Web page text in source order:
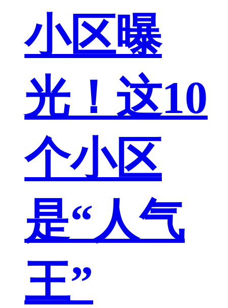
小区曝
光！这10
个小区
是“人气
王”